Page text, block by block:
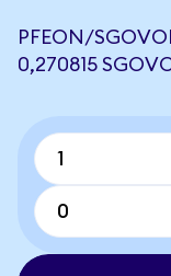
PFEON/
0,270815